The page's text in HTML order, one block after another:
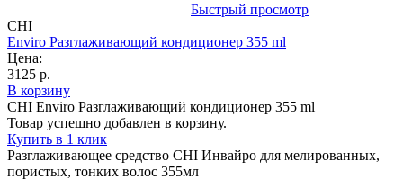
Быстрый просмотр
CHI
Enviro Разглаживающий кондиционер 355 ml
Цена:
3125 р.
В корзину
CHI Enviro Разглаживающий кондиционер 355 ml
Товар успешно добавлен в корзину.
Купить в 1 клик
Разглаживающее средство CHI Инвайро для мелированных,
пористых, тонких волос 355мл